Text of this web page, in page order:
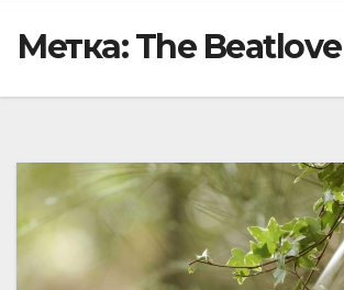
Метка:The Beatlove